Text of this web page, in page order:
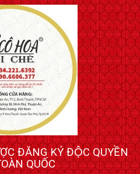
ĐĂNG KÝ ĐỘC QUYỀN
QUỐC